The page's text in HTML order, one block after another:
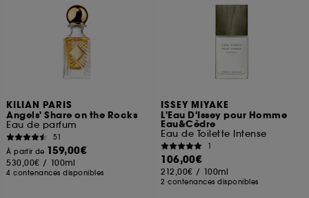
KILIAN PARIS
Angels' Share on the Rocks
Eau de parfum
51
À partir de 159,00€
530,00€ / 100ml
4 contenances disponibles
ISSEY MIYAKE
L'Eau D'Issey pour Homme
Eau&Cèdre
Eau de Toilette Intense
1
106,00€
212,00€ / 100ml
2 contenances disponibles